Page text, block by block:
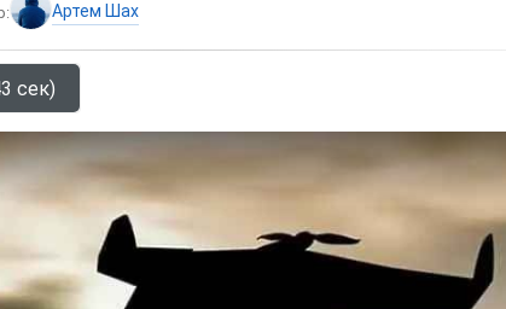
Артем Шах
сек)